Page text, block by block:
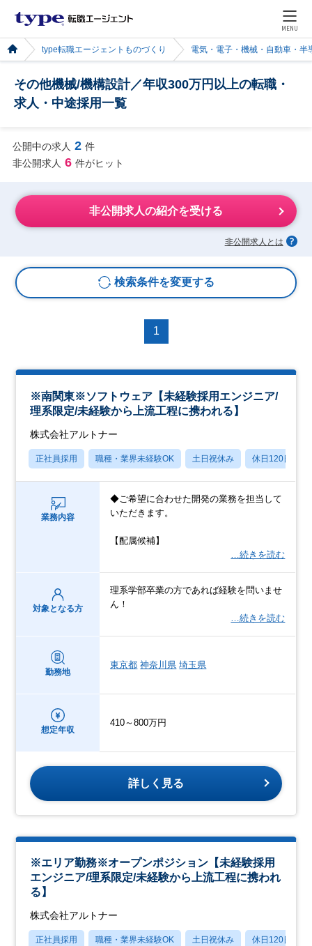
MENU
type転職エージェントものづくり 電気・電子・機械・自動車・半
その他機械/機構設計／年収300万円以上の転職・
求人・中途採用一覧
公開中の求人 2 件
非公開求人 6 件がヒット
非公開求人の紹介を受ける
非公開求人とは
検索条件を変更する
1
※南関東※ソフトウェア【未経験採用エンジニア/
理系限定/未経験から上流工程に携われる】
株式会社アルトナー
正社員採用 職種・業界未経験OK 土日祝休み 休日120日以上
業務内容
◆ご希望に合わせた開発の業務を担当して
いただきます。
【配属候補】
…続きを読む
対象となる方
理系学部卒業の方であれば経験を問いませ
ん！
…続きを読む
勤務地
東京都 神奈川県 埼玉県
想定年収
410～800万円
詳しく見る
※エリア勤務※オープンポジション【未経験採用
エンジニア/理系限定/未経験から上流工程に携われ
る】
株式会社アルトナー
正社員採用 職種・業界未経験OK 土日祝休み 休日120日以上